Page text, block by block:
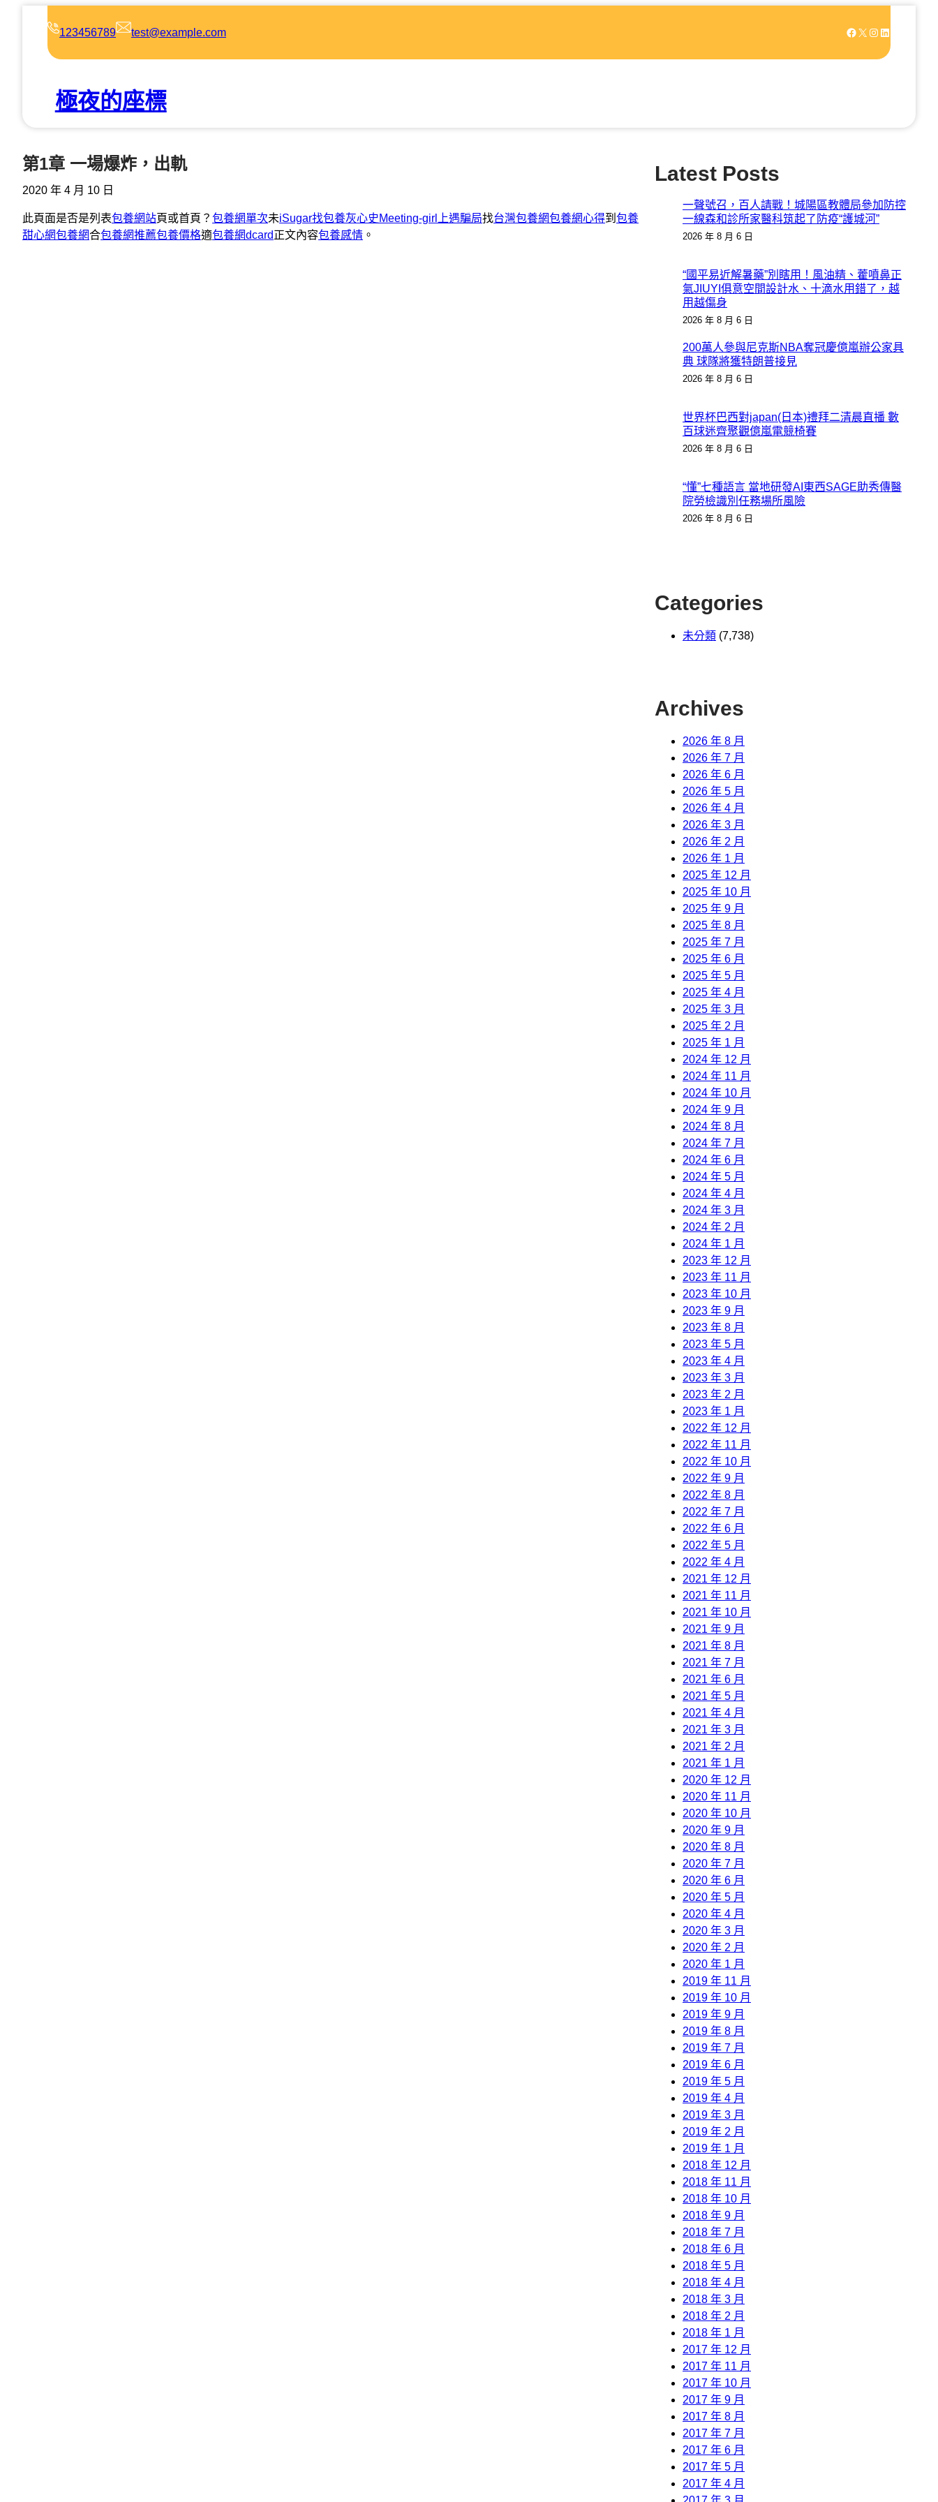
123456789 test@example.com Facebook X Instagram LinkedIn
極夜的座標
第1章 一場爆炸，出軌
2020 年 4 月 10 日
此頁面是否是列表包養網站頁或首頁？ 包養網單次未iSugar找包養灰心史Meeting-girl上遇騙局找台灣包養網包養網心得到 包養
甜心網包養網合包養網推薦包養價格適包養網dcard正文內容包養感情 。
Latest Posts
一聲號召，百人請戰！城陽區教體局參加防控
一線森和診所家醫科筑起了防疫“護城河”
2026 年 8 月 6 日
“國平易近解暑藥”別瞎用！風油精、藿噴鼻正
氣JIUYI俱意空間設計水、十滴水用錯了，越
用越傷身
2026 年 8 月 6 日
200萬人參與尼克斯NBA奪冠慶億嵐辦公家具
典 球隊將獲特朗普接見
2026 年 8 月 6 日
世界杯巴西對japan(日本)禮拜二清晨直播 數
百球迷齊聚觀億嵐電競椅賽
2026 年 8 月 6 日
“懂”七種語言 當地研發AI東西SAGE助秀傳醫
院勞檢識別任務場所風險
2026 年 8 月 6 日
Categories
未分類 (7,738)
Archives
2026 年 8 月
2026 年 7 月
2026 年 6 月
2026 年 5 月
2026 年 4 月
2026 年 3 月
2026 年 2 月
2026 年 1 月
2025 年 12 月
2025 年 10 月
2025 年 9 月
2025 年 8 月
2025 年 7 月
2025 年 6 月
2025 年 5 月
2025 年 4 月
2025 年 3 月
2025 年 2 月
2025 年 1 月
2024 年 12 月
2024 年 11 月
2024 年 10 月
2024 年 9 月
2024 年 8 月
2024 年 7 月
2024 年 6 月
2024 年 5 月
2024 年 4 月
2024 年 3 月
2024 年 2 月
2024 年 1 月
2023 年 12 月
2023 年 11 月
2023 年 10 月
2023 年 9 月
2023 年 8 月
2023 年 5 月
2023 年 4 月
2023 年 3 月
2023 年 2 月
2023 年 1 月
2022 年 12 月
2022 年 11 月
2022 年 10 月
2022 年 9 月
2022 年 8 月
2022 年 7 月
2022 年 6 月
2022 年 5 月
2022 年 4 月
2021 年 12 月
2021 年 11 月
2021 年 10 月
2021 年 9 月
2021 年 8 月
2021 年 7 月
2021 年 6 月
2021 年 5 月
2021 年 4 月
2021 年 3 月
2021 年 2 月
2021 年 1 月
2020 年 12 月
2020 年 11 月
2020 年 10 月
2020 年 9 月
2020 年 8 月
2020 年 7 月
2020 年 6 月
2020 年 5 月
2020 年 4 月
2020 年 3 月
2020 年 2 月
2020 年 1 月
2019 年 11 月
2019 年 10 月
2019 年 9 月
2019 年 8 月
2019 年 7 月
2019 年 6 月
2019 年 5 月
2019 年 4 月
2019 年 3 月
2019 年 2 月
2019 年 1 月
2018 年 12 月
2018 年 11 月
2018 年 10 月
2018 年 9 月
2018 年 7 月
2018 年 6 月
2018 年 5 月
2018 年 4 月
2018 年 3 月
2018 年 2 月
2018 年 1 月
2017 年 12 月
2017 年 11 月
2017 年 10 月
2017 年 9 月
2017 年 8 月
2017 年 7 月
2017 年 6 月
2017 年 5 月
2017 年 4 月